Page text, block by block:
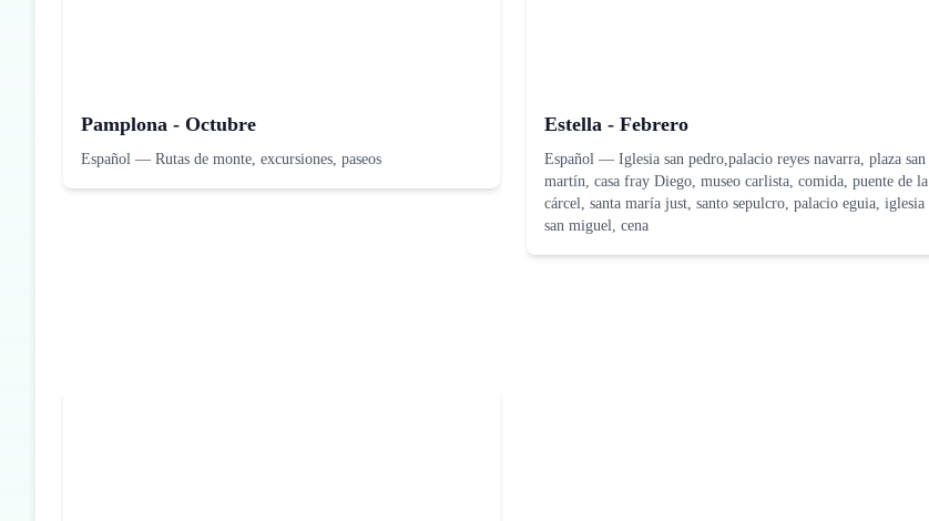
Pamplona - Octubre
Español — Rutas de monte, excursiones, paseos
Estella - Febrero
Español — Iglesia san pedro,palacio reyes navarra, plaza san
martín, casa fray Diego, museo carlista, comida, puente de la
cárcel, santa maría just, santo sepulcro, palacio eguia, iglesia
san miguel, cena